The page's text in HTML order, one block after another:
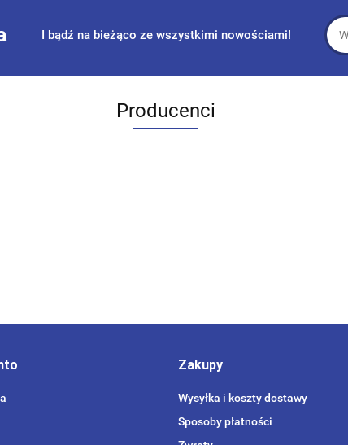
I bądź na bieżąco ze wszystkimi nowościami!
Producenci
Zakupy
Wysyłka i koszty dostawy
Sposoby płatności